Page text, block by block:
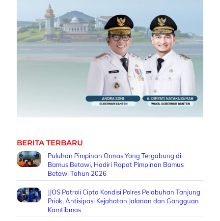
BERITA TERBARU
Puluhan Pimpinan Ormas Yang Tergabung di
Bamus Betawi, Hadiri Rapat Pimpinan Bamus
Betawi Tahun 2026
JJOS Patroli Cipta Kondisi Polres Pelabuhan Tanjung
Priok, Antisipasi Kejahatan Jalanan dan Gangguan
Kamtibmas